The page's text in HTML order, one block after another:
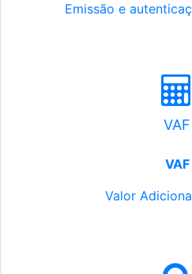
Emissão e
VAF
VAF
Valor